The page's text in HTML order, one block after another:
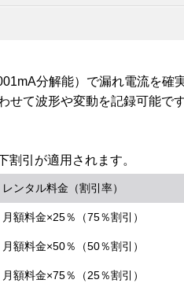
分解能）で漏れ電流を確
せて波形や変動を記録可能です
引が適用されます。
レンタル料金（割引率）
月額料金×25％（75％割引）
月額料金×50％（50％割引）
月額料金×75％（25％割引）